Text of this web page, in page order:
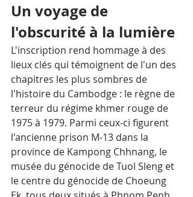
Un voyage de
l'obscurité à la lumière
L'inscription rend hommage à des
lieux clés qui témoignent de l'un des
chapitres les plus sombres de
l'histoire du Cambodge : le règne de
terreur du régime khmer rouge de
1975 à 1979. Parmi ceux-ci figurent
l'ancienne prison M-13 dans la
province de Kampong Chhnang, le
musée du génocide de Tuol Sleng et
le centre du génocide de Choeung